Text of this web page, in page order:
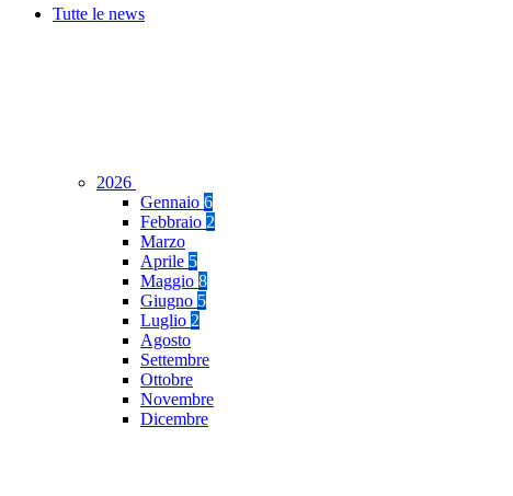
Tutte le news
2026
Gennaio 6
Febbraio 2
Marzo
Aprile 5
Maggio 8
Giugno 5
Luglio 2
Agosto
Settembre
Ottobre
Novembre
Dicembre